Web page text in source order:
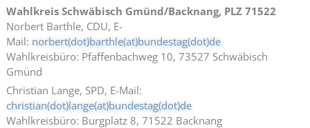
Wahlkreis Schwäbisch Gmünd/Backnang, PLZ 71522
Norbert Barthle, CDU, E-
Mail: norbert(dot)barthle(at)bundestag(dot)de
Wahlkreisbüro: Pfaffenbachweg 10, 73527 Schwäbisch
Gmünd
Christian Lange, SPD, E-Mail:
christian(dot)lange(at)bundestag(dot)de
Wahlkreisbüro: Burgplatz 8, 71522 Backnang